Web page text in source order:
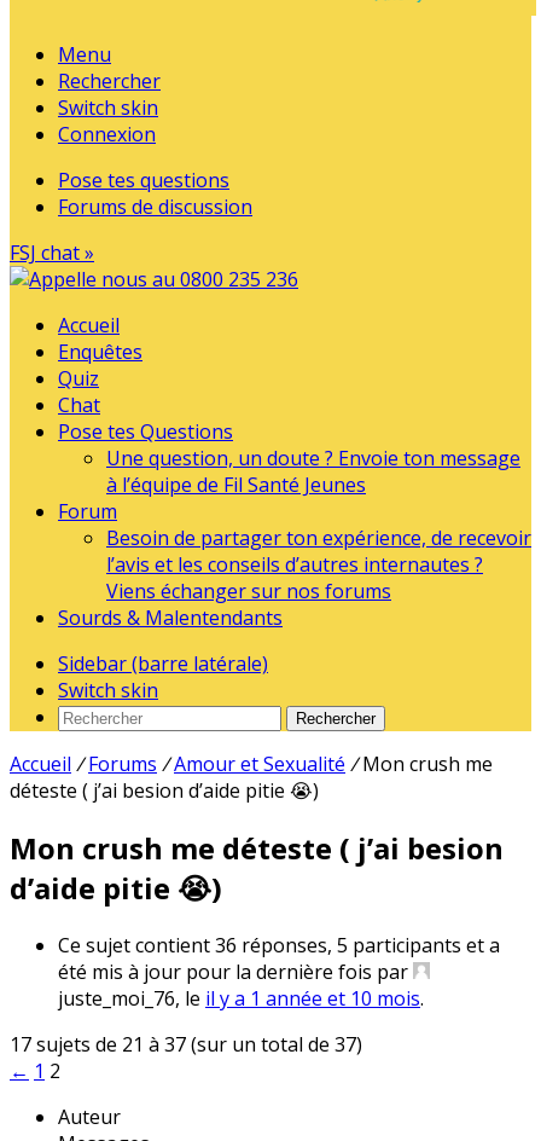
Menu
Rechercher
Switch skin
Connexion
Pose tes questions
Forums de discussion
FSJ chat »
Accueil
Enquêtes
Quiz
Chat
Pose tes Questions
Une question, un doute ? Envoie ton message
à l’équipe de Fil Santé Jeunes
Forum
Besoin de partager ton expérience, de recevoir
l’avis et les conseils d’autres internautes ?
Viens échanger sur nos forums
Sourds & Malentendants
Sidebar (barre latérale)
Switch skin
Rechercher
Accueil / Forums /Amour et Sexualité / Mon crush me
déteste ( j’ai besion d’aide pitie 😭)
Mon crush me déteste ( j’ai besion
d’aide pitie 😭)
Ce sujet contient 36 réponses, 5 participants et a
été mis à jour pour la dernière fois par
juste_moi_76, le il y a 1 année et 10 mois.
17 sujets de 21 à 37 (sur un total de 37)
← 1 2
Auteur